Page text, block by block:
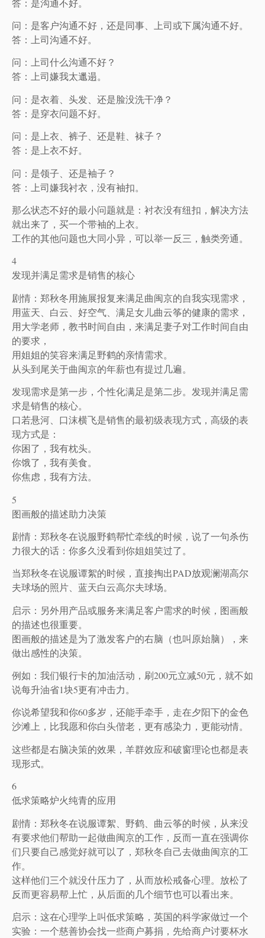
问：是客户沟通不好，还是同事、上司或下属沟通不好。
答：上司沟通不好。
问：上司什么沟通不好？
答：上司嫌我太邋遢。
问：是衣着、头发、还是脸没洗干净？
答：是穿衣问题不好。
问：是上衣、裤子、还是鞋、袜子？
答：是上衣不好。
问：是领子、还是袖子？
答：上司嫌我衬衣，没有袖扣。
那么状态不好的最小问题就是：衬衣没有纽扣，解决方法
就出来了，买一个带袖的上衣。
工作的其他问题也大同小异，可以举一反三，触类旁通。
4
发现并满足需求是销售的核心
剧情：郑秋冬用施展报复来满足曲闽京的自我实现需求，
用蓝天、白云、好空气、满足女儿曲云筝的健康的需求，
用大学老师，教书时间自由，来满足妻子对工作时间自由
的要求，
用姐姐的笑容来满足野鹤的亲情需求。
从头到尾关于曲闽京的年薪也有提过几遍。
发现需求是第一步，个性化满足是第二步。发现并满足需
求是销售的核心。
口若悬河、口沫横飞是销售的最初级表现方式，高级的表
现方式是：
你困了，我有枕头。
你饿了，我有美食。
你焦虑，我有方法。
5
图画般的描述助力决策
剧情：郑秋冬在说服野鹤帮忙牵线的时候，说了一句杀伤
力很大的话：你多久没看到你姐姐笑过了。
当郑秋冬在说服谭絮的时候，直接掏出PAD放观澜湖高尔
夫球场的照片、蓝天白云高尔夫球场。
启示：另外用产品或服务来满足客户需求的时候，图画般
的描述也很重要。
图画般的描述是为了激发客户的右脑（也叫原始脑），来
做出感性的决策。
例如：我们银行卡的加油活动，刷200元立减50元，就不如
说每升油省1块5更有冲击力。
你说希望我和你60多岁，还能手牵手，走在夕阳下的金色
沙滩上，比我愿和你白头偕老，更有感染力，更能动情。
这些都是右脑决策的效果，羊群效应和破窗理论也都是表
现形式。
6
低求策略炉火纯青的应用
剧情：郑秋冬在说服谭絮、野鹤、曲云筝的时候，从来没
有要求他们帮助一起做曲闽京的工作，反而一直在强调你
们只要自己感觉好就可以了，郑秋冬自己去做曲闽京的工
作。
这样他们三个就没什压力了，从而放松戒备心理。放松了
反而更容易帮上忙，从后面的几个细节也可以看出来。
启示：这在心理学上叫低求策略，英国的科学家做过一个
实验：一个慈善协会找一些商户募捐，先给商户讨要杯水